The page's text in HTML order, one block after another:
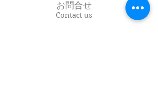
お問合せ
Contact us